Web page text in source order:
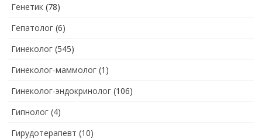
Генетик (78)
Гепатолог (6)
Гинеколог (545)
Гинеколог-маммолог (1)
Гинеколог-эндокринолог (106)
Гипнолог (4)
Гирудотерапевт (10)